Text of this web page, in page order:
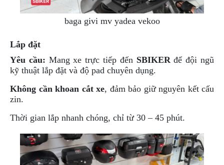
MỚI
BLOG
PHƯỢT
LIÊN
HỆ
HƯỚNG
MUA
HÀNG
baga givi mv yadea vekoo
Lắp đặt
Yêu cầu: Mang xe trực tiếp đến SBIKER để đội ngũ
kỹ thuật lắp đặt và độ pad chuyên dụng.
Không cần khoan cắt xe, đảm bảo giữ nguyên kết cấu
zin.
Thời gian lắp nhanh chóng, chỉ từ 30 – 45 phút.